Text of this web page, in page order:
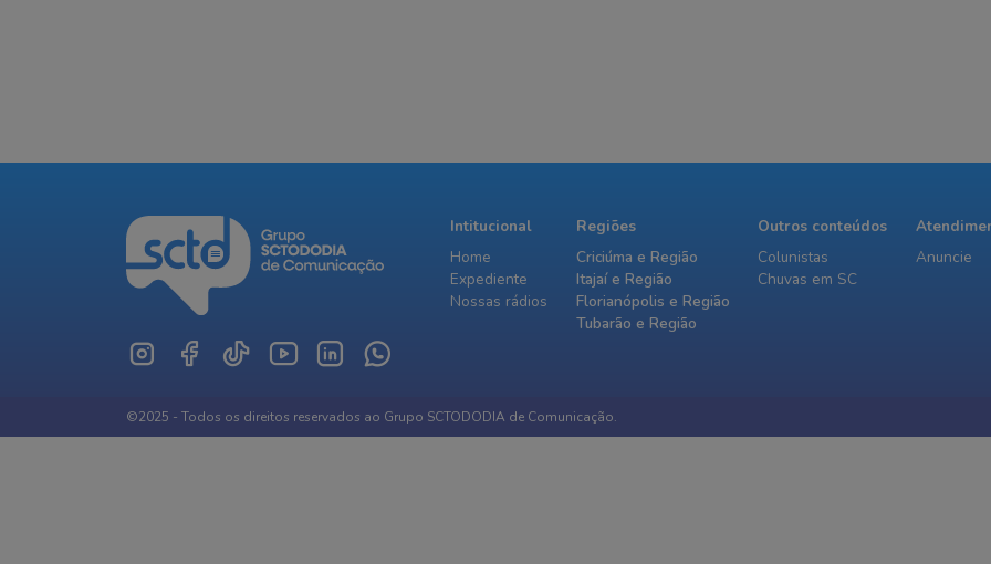
Intitucional
Home
Expediente
Nossas rádios
Regiões
Criciúma e Região
Itajaí e Região
Florianópolis e Região
Tubarão e Região
Outros conteúdos
Colunistas
Chuvas em SC
Anuncie
©2025 - Todos os direitos reservados ao Grupo SCTODODIA de Comunicação.